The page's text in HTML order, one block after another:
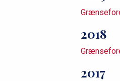
2018
2017